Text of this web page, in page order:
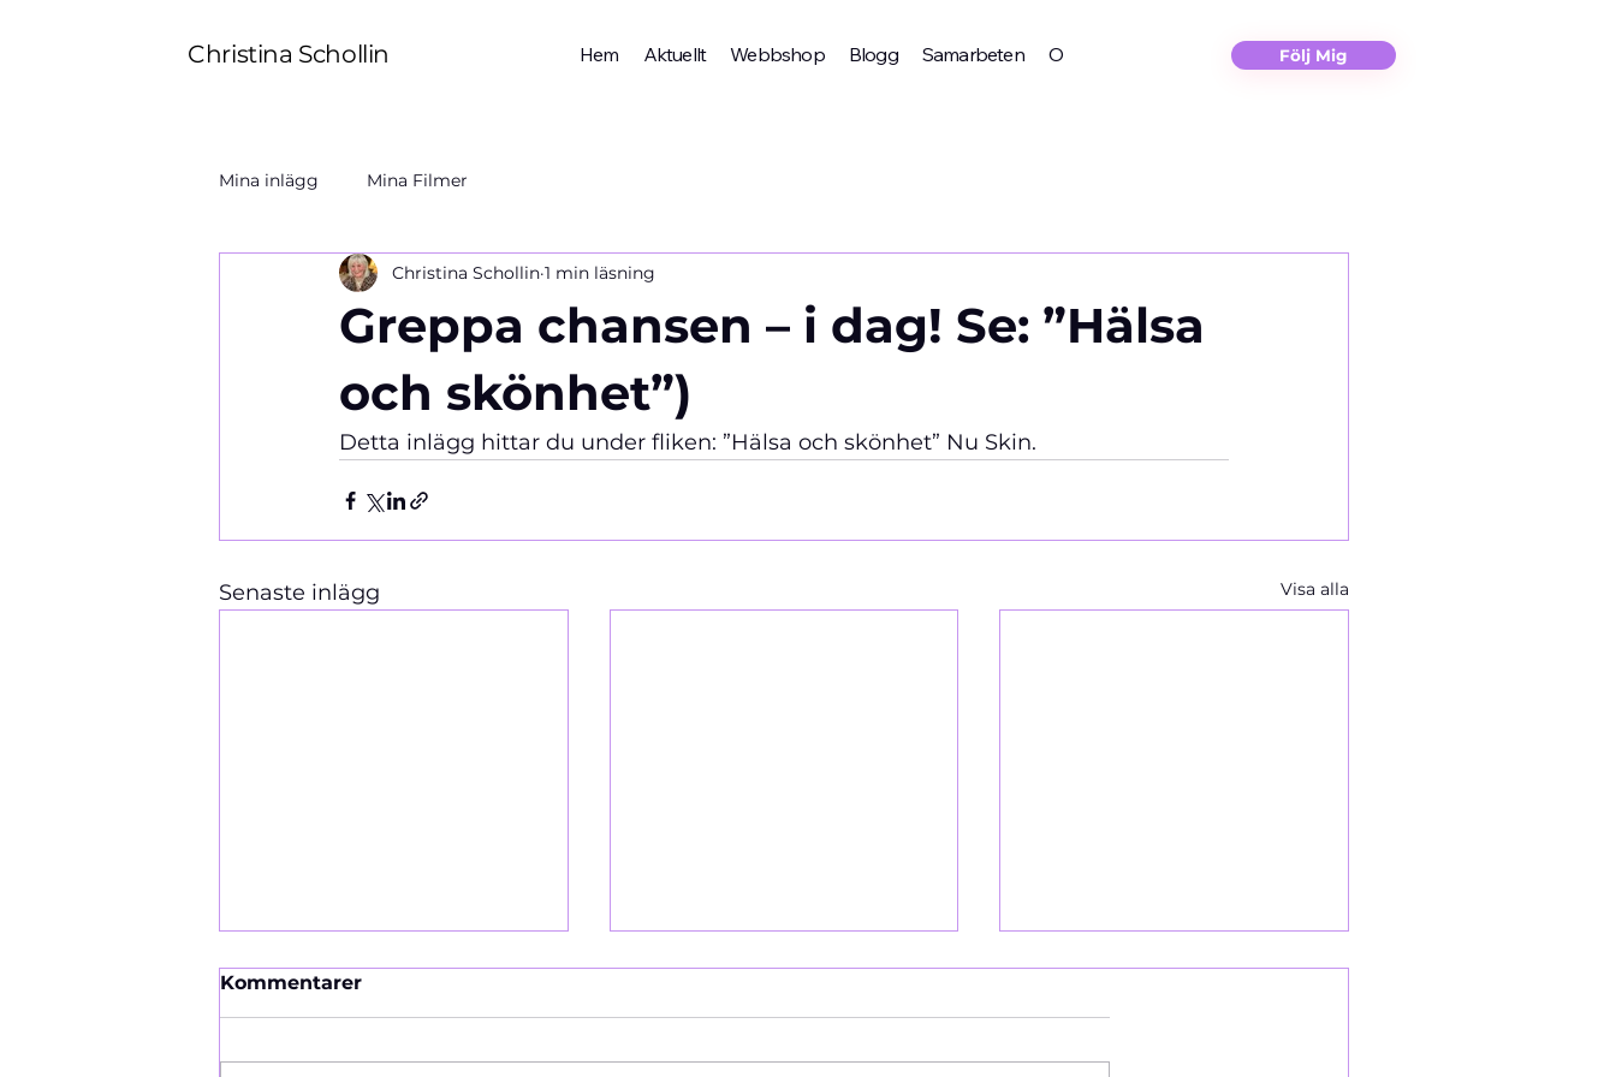
Christina Schollin Hem Aktuellt Webbshop Blogg Samarbeten Om Christina Kontakt Följ Mig
Mina inlägg Mina Filmer
Greppa chansen – i dag! Se: ”Hälsa
och skönhet”)
Christina Schollin 1 min läsning
Detta inlägg hittar du under fliken: ”Hälsa och skönhet” Nu Skin.
Senaste inlägg Visa alla
Kommentarer